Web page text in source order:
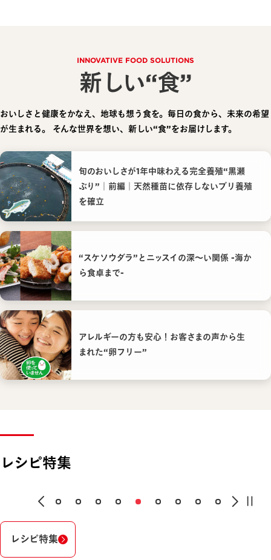
INNOVATIVE FOOD SOLUTIONS
新しい“食”
おいしさと健康をかなえ、地球も想う食を。毎日の食から、未来の希望
が生まれる。
そんな世界を想い、新しい“食”をお届けします。
旬のおいしさが1年中味わえる完全養殖“黒瀬
ぶり”｜前編｜天然種苗に依存しないブリ養殖
を確立
“スケソウダラ”とニッスイの深〜い関係 -海か
ら食卓まで-
アレルギーの方も安心！お客さまの声から生
まれた“卵フリー”
レシピ特集
レシピ特集